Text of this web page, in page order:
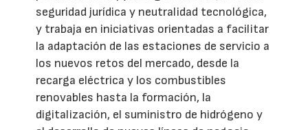
seguridad jurídica y neutralidad tecnológica,
y trabaja en iniciativas orientadas a facilitar
la adaptación de las estaciones de servicio a
los nuevos retos del mercado, desde la
recarga eléctrica y los combustibles
renovables hasta la formación, la
digitalización, el suministro de hidrógeno y